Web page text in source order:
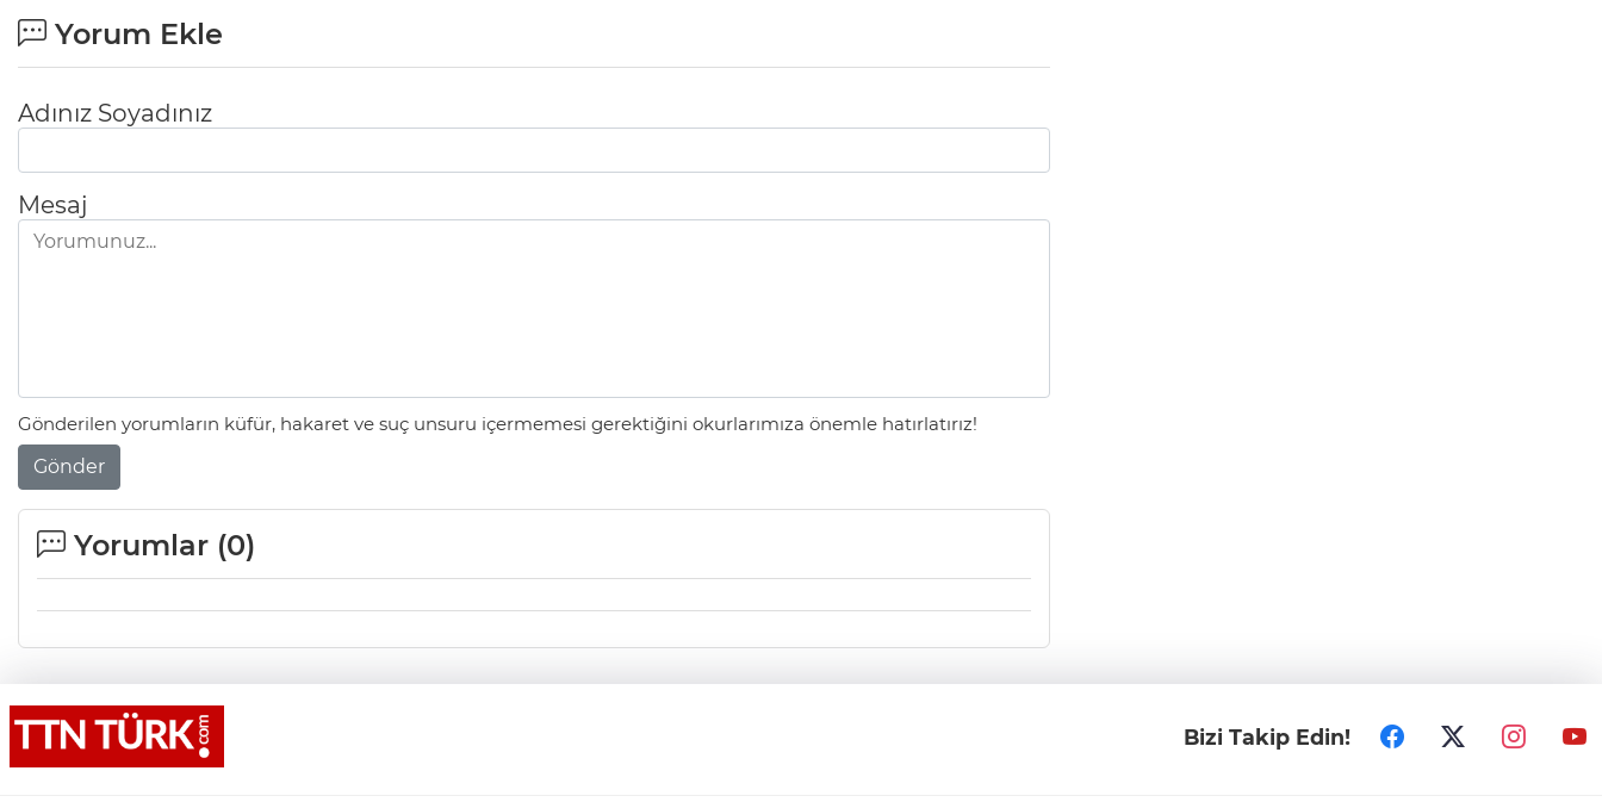
Yorum Ekle
Adınız Soyadınız
Mesaj
Gönderilen yorumların küfür, hakaret ve suç unsuru içermemesi gerektiğini okurlarımıza önemle hatırlatırız!
Gönder
Yorumlar (0)
Bizi Takip Edin!